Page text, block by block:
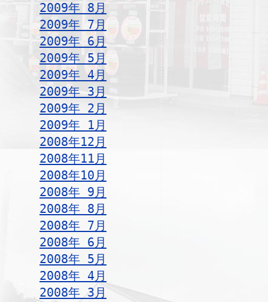
2009年 8月
2009年 7月
2009年 6月
2009年 5月
2009年 4月
2009年 3月
2009年 2月
2009年 1月
2008年12月
2008年11月
2008年10月
2008年 9月
2008年 8月
2008年 7月
2008年 6月
2008年 5月
2008年 4月
2008年 3月